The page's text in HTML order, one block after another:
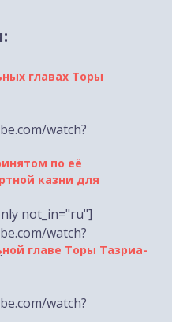
главах Торы
watch?
по её
казни для
not_in="ru"]
watch?
главе Торы Тазриа-
watch?
главе Торы Шмини